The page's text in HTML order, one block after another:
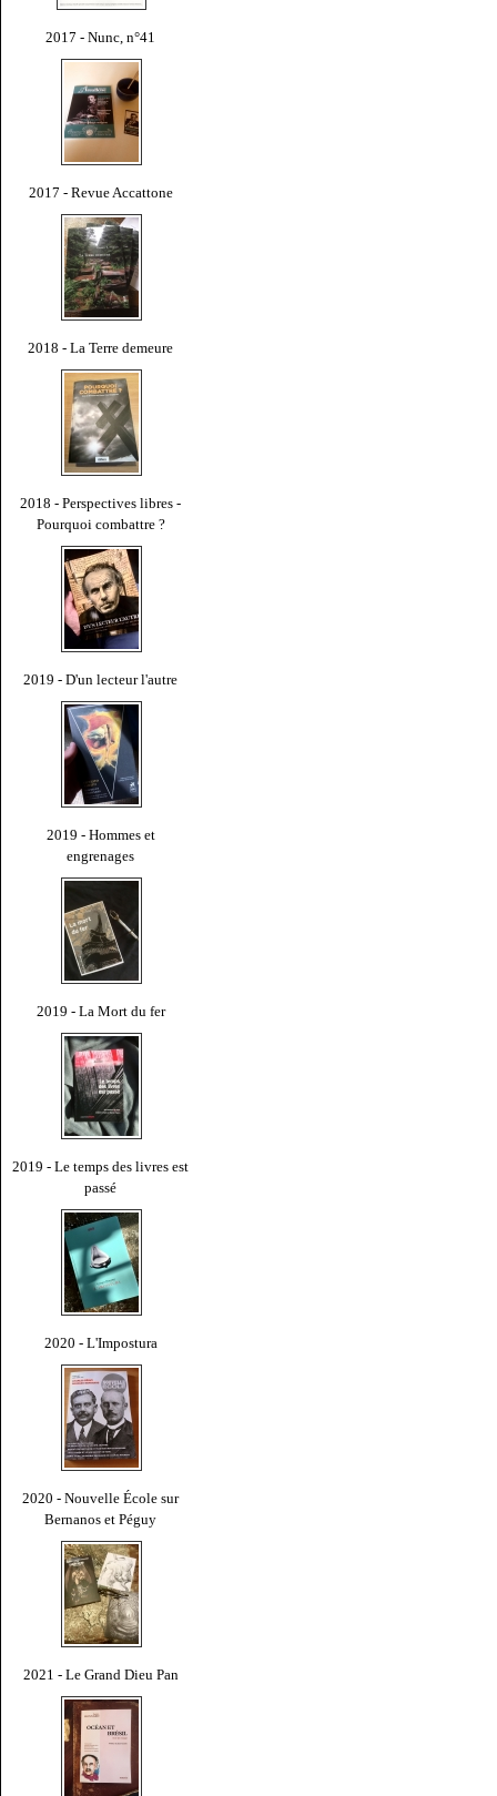
2017 - Nunc, n°41
2017 - Revue Accattone
2018 - La Terre demeure
2018 - Perspectives libres -
Pourquoi combattre ?
2019 - D'un lecteur l'autre
2019 - Hommes et
engrenages
2019 - La Mort du fer
2019 - Le temps des livres est
passé
2020 - L'Impostura
2020 - Nouvelle École sur
Bernanos et Péguy
2021 - Le Grand Dieu Pan